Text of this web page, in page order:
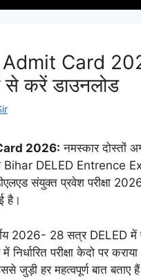
Card
से करें डाउनलोड
2026: नमस्कार दोस्तों
Bihar DELED Entrence
डीएलएड संयुक्त प्रवेश परीक्षा
है।
2026- 28 सत्र DELED
परीक्षा केदो पर
जुड़ी हर महत्वपूर्ण बात